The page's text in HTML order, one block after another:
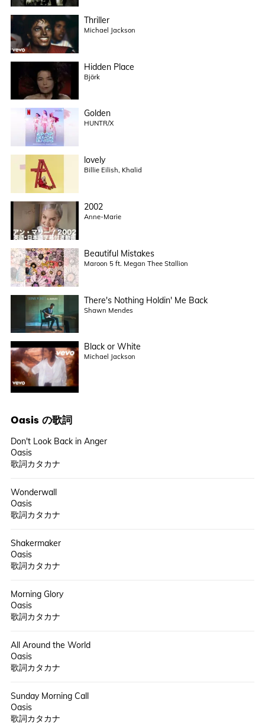
Thriller
Michael Jackson
Hidden Place
Björk
Golden
HUNTR/X
lovely
Billie Eilish, Khalid
2002
Anne-Marie
Beautiful Mistakes
Maroon 5 ft. Megan Thee Stallion
There's Nothing Holdin' Me Back
Shawn Mendes
Black or White
Michael Jackson
Oasis の歌詞
Don't Look Back in Anger
Oasis
歌詞カタカナ
Wonderwall
Oasis
歌詞カタカナ
Shakermaker
Oasis
歌詞カタカナ
Morning Glory
Oasis
歌詞カタカナ
All Around the World
Oasis
歌詞カタカナ
Sunday Morning Call
Oasis
歌詞カタカナ